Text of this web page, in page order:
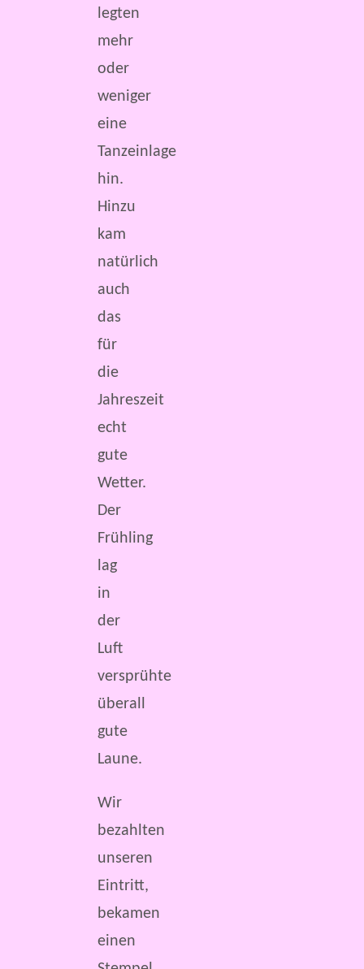
legten
mehr
oder
weniger
eine
Tanzeinlage
hin.
Hinzu
kam
natürlich
auch
das
für
die
Jahreszeit
echt
gute
Wetter.
Der
Frühling
lag
in
der
Luft
versprühte
überall
gute
Laune.
Wir
bezahlten
unseren
Eintritt,
bekamen
einen